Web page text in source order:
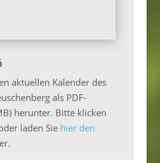
aktuellen Kalender des
als PDF-
herunter. Bitte klicken
laden Sie hier den